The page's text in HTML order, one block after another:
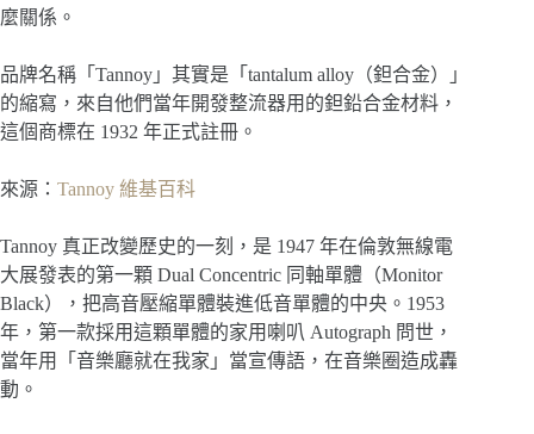
麼關係。
品牌名稱「Tannoy」其實是「tantalum alloy（鉭合金）」
的縮寫，來自他們當年開發整流器用的鉭鉛合金材料，
這個商標在 1932 年正式註冊。
來源： Tannoy 維基百科
Tannoy 真正改變歷史的一刻，是 1947 年在倫敦無線電
大展發表的第一顆 Dual Concentric 同軸單體（Monitor
Black），把高音壓縮單體裝進低音單體的中央。1953
年，第一款採用這顆單體的家用喇叭 Autograph 問世，
當年用「音樂廳就在我家」當宣傳語，在音樂圈造成轟
動。